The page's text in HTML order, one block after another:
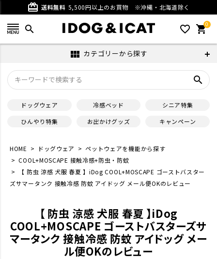
card_giftcard 送料無料 5,500円以上のお買物 ※沖縄・北海道除く
search favorite_outline 0
shopping_cart
view_module カテゴリーから探す
search
ドッグウェア 冷感ベッド
シニア特集
ひんやり特集
お出かけグッズ キャンペーン
HOME ドッグウェア
ペットウェアを機能から探す
COOL+MOSCAPE 接触冷感+防虫・防蚊
【 防虫 涼感 犬服 春夏 】iDog COOL+MOSCAPE ゴーストバスター
ズサマータンク 接触冷感 防蚊 アイドッグ メール便OKのレビュー
【 防虫 涼感 犬服 春夏 】iDog
COOL+MOSCAPE ゴーストバスターズサ
マータンク 接触冷感 防蚊 アイドッグ メー
ル便OKのレビュー